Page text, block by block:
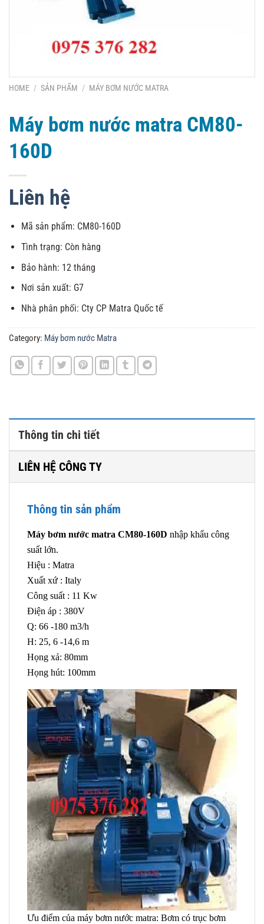
HOME / SẢN PHẨM / MÁY BƠM NƯỚC MATRA
Máy bơm nước matra CM80-
160D
Liên hệ
Mã sản phẩm: CM80-160D
Tình trạng: Còn hàng
Bảo hành: 12 tháng
Nơi sản xuất: G7
Nhà phân phối: Cty CP Matra Quốc tế
Category: Máy bơm nước Matra
Thông tin chi tiết
LIÊN HỆ CÔNG TY
Thông tin sản phẩm
Máy bơm nước matra CM80-160D nhập khẩu công
suất lớn.
Hiệu : Matra
Xuất xứ : Italy
Công suất : 11 Kw
Điện áp : 380V
Q: 66 -180 m3/h
H: 25, 6 -14,6 m
Họng xả: 80mm
Họng hút: 100mm
Ưu điểm của máy bơm nước matra: Bơm có trục bơm